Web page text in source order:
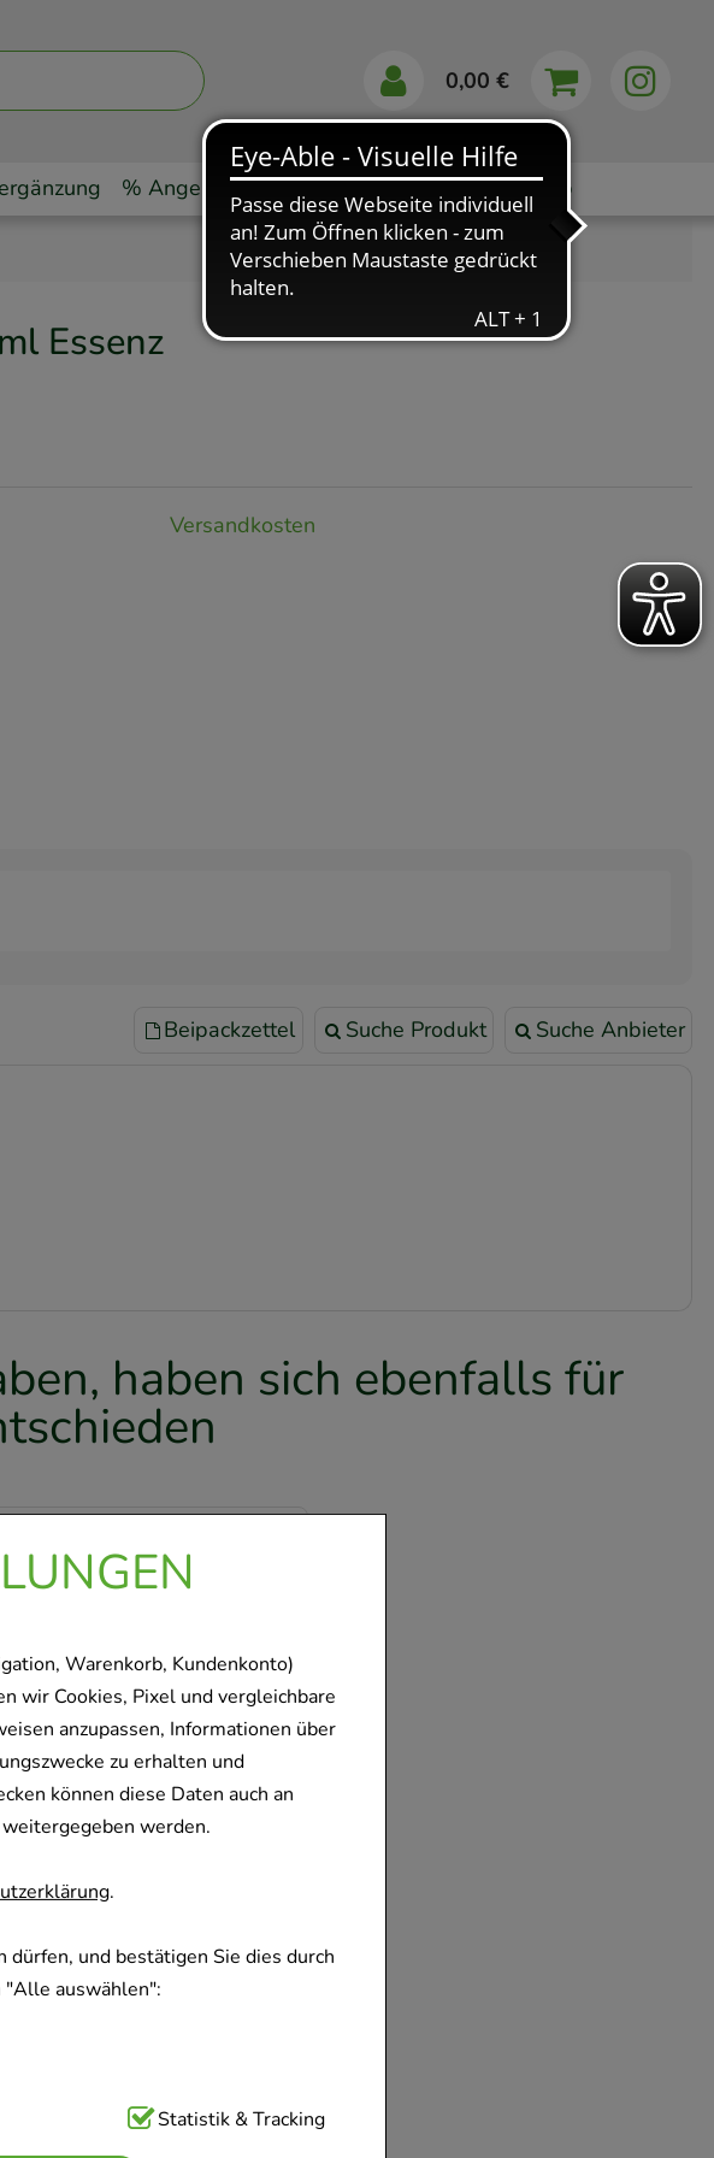
Warenkorb, Kundenkonto)
wir Cookies, Pixel und vergleichbare
anzupassen, Informationen über
zu erhalten und
können diese Daten auch an
werden.
.
und bestätigen Sie dies durch
"Alle auswählen":
für die Grundfunktionen unserer
weshalb auf diese nicht
Statistik & Tracking
0,00 €
% Angebote Markenshops Ratgeber App
Essenz
Versandkosten
Beipackzettel Suche Produkt Suche Anbieter
haben sich ebenfalls für
KAMILLEN ÖL Bio
TAOASIS GmbH Natur Duft
Manufaktur
50ml Öl
€²
€pro 1 l